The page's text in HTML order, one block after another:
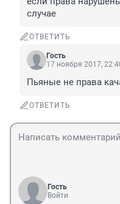
случае
ОТВЕТИТЬ
Гость
17 ноября 2017,
Пьяные не права
ОТВЕТИТЬ
Гость
Войти